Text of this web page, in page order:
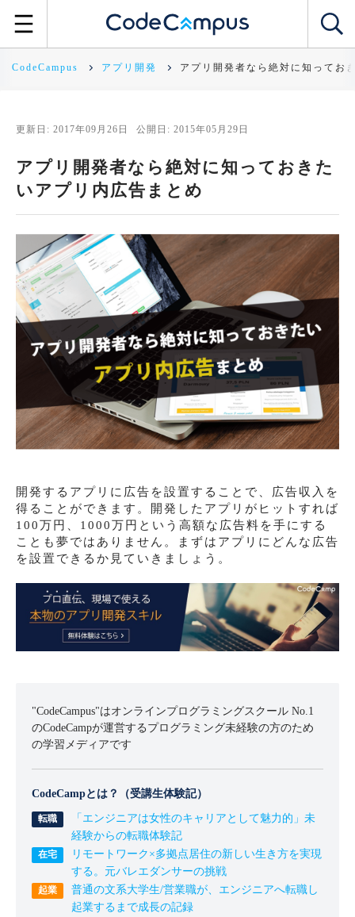
CodeCampus アプリ開発 アプリ開発者なら絶対に知ってお
更新日: 2017年09月26日 公開日: 2015年05月29日
アプリ開発者なら絶対に知っておきた
いアプリ内広告まとめ
開発するアプリに広告を設置することで、広告収入を
得ることができます。開発したアプリがヒットすれば
100万円、1000万円という高額な広告料を手にする
ことも夢ではありません。まずはアプリにどんな広告
を設置できるか見ていきましょう。
"CodeCampus"はオンラインプログラミングスクール No.1
のCodeCampが運営するプログラミング未経験の方のため
の学習メディアです
CodeCampとは？（受講生体験記）
「エンジニアは女性のキャリアとして魅力的」未
経験からの転職体験記
リモートワーク×多拠点居住の新しい生き方を実現
する。元バレエダンサーの挑戦
普通の文系大学生/営業職が、エンジニアへ転職し
起業するまで成長の記録